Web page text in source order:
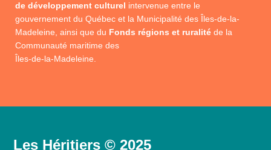
de développement culturel intervenue entre le
gouvernement du Québec et la Municipalité des Îles-de-la-
Madeleine, ainsi que du Fonds régions et ruralité de la
Communauté maritime des
Îles-de-la-Madeleine.
Les Héritiers © 2025